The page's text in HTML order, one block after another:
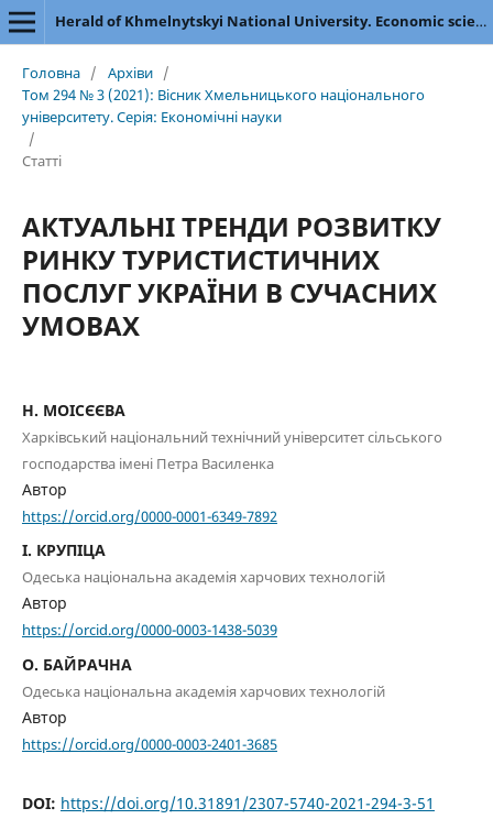
Herald of Khmelnytskyi National University. Economic sciences
Головна / Архіви /
Том 294 № 3 (2021): Вісник Хмельницького національного
університету. Серія: Економічні науки
/
Статті
АКТУАЛЬНІ ТРЕНДИ РОЗВИТКУ
РИНКУ ТУРИСТИСТИЧНИХ
ПОСЛУГ УКРАЇНИ В СУЧАСНИХ
УМОВАХ
Н. МОІСЄЄВА
Харківський національний технічний університет сільського
господарства імені Петра Василенка
Автор
https://orcid.org/0000-0001-6349-7892
І. КРУПІЦА
Одеська національна академія харчових технологій
Автор
https://orcid.org/0000-0003-1438-5039
О. БАЙРАЧНА
Одеська національна академія харчових технологій
Автор
https://orcid.org/0000-0003-2401-3685
DOI: https://doi.org/10.31891/2307-5740-2021-294-3-51